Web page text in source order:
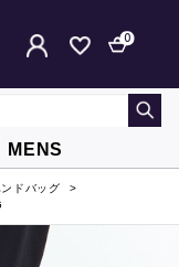
0
MENS
ンドバッグ